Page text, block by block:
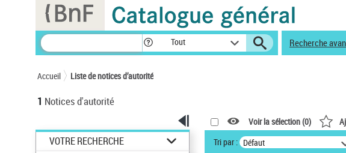
Tout Recherche
Accueil Liste de notices d’autorité
1 Notices d'autorité
VOTRE RECHERCHE
Voir la sélection (0)
Tri par : Défaut
Panneau de gestion des cookies